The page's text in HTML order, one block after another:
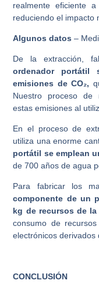
realmente eficiente
reduciendo el impacto
Algunos datos –
De la extracción,
ordenador
emisiones de CO₂,
Nuestro proceso de
estas emisiones al
En el proceso de
utiliza una enorme
portátil se emplean
de 700 años de agua
Para fabricar los
componente de un
kg de recursos de la
consumo de
electrónicos derivados
CONCLUSIÓN